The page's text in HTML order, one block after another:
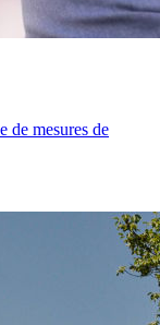
de mesures de